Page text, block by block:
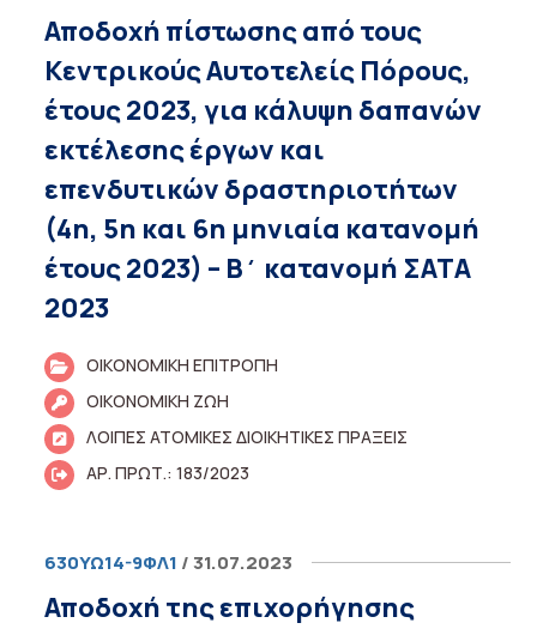
Αποδοχή πίστωσης από τους
Κεντρικούς Αυτοτελείς Πόρους,
έτους 2023, για κάλυψη δαπανών
εκτέλεσης έργων και
επενδυτικών δραστηριοτήτων
(4η, 5η και 6η μηνιαία κατανομή
έτους 2023) – Β΄ κατανομή ΣΑΤΑ
2023
ΟΙΚΟΝΟΜΙΚΗ ΕΠΙΤΡΟΠΗ
ΟΙΚΟΝΟΜΙΚΗ ΖΩΗ
ΛΟΙΠΕΣ ΑΤΟΜΙΚΕΣ ΔΙΟΙΚΗΤΙΚΕΣ ΠΡΑΞΕΙΣ
ΑΡ. ΠΡΩΤ.: 183/2023
630ΥΩ14-9ΦΛ1 / 31.07.2023
Αποδοχή της επιχορήγησης